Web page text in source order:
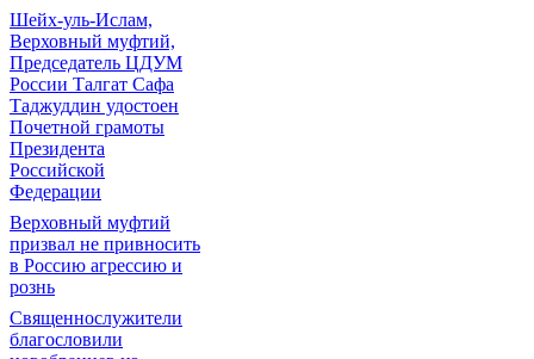
Шейх-уль-Ислам,
Верховный муфтий,
Председатель ЦДУМ
России Талгат Сафа
Таджуддин удостоен
Почетной грамоты
Президента
Российской
Федерации
Верховный муфтий
призвал не привносить
в Россию агрессию и
рознь
Священнослужители
благословили